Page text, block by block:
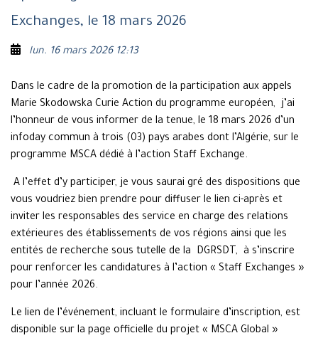
Exchanges, le 18 mars 2026
lun. 16 mars 2026 12:13
Dans le cadre de la promotion de la participation aux appels
Marie Skodowska Curie Action du programme européen, j’ai
l’honneur de vous informer de la tenue, le 18 mars 2026 d’un
infoday commun à trois (03) pays arabes dont l’Algérie, sur le
programme MSCA dédié à l’action Staff Exchange.
A l’effet d’y participer, je vous saurai gré des dispositions que
vous voudriez bien prendre pour diffuser le lien ci-après et
inviter les responsables des service en charge des relations
extérieures des établissements de vos régions ainsi que les
entités de recherche sous tutelle de la DGRSDT, à s’inscrire
pour renforcer les candidatures à l’action « Staff Exchanges »
pour l’année 2026.
Le lien de l’événement, incluant le formulaire d’inscription, est
disponible sur la page officielle du projet « MSCA Global »